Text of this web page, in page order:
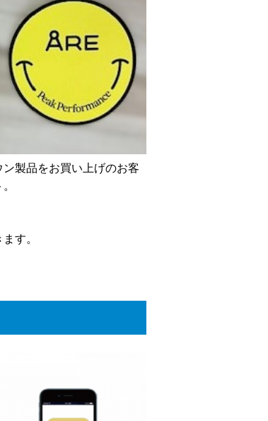
製品をお買い上げのお客
す。